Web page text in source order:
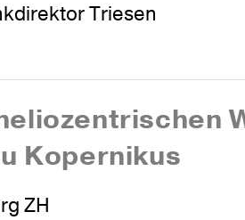
Triesen
Kopernikus
ZH